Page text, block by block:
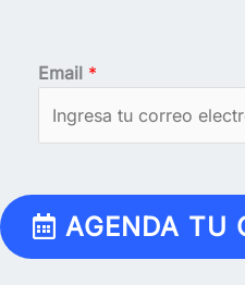
Email *
AGENDA TU